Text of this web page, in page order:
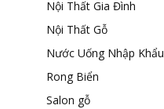
Nội Thất Gia Đình
Nội Thất Gỗ
Nước Uống Nhập Khẩu
Rong Biển
Salon gỗ